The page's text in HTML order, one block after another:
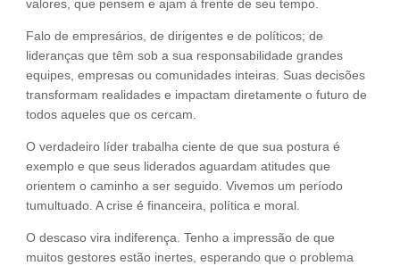
valores, que pensem e ajam à frente de seu tempo.
Falo de empresários, de dirigentes e de políticos; de
lideranças que têm sob a sua responsabilidade grandes
equipes, empresas ou comunidades inteiras. Suas decisões
transformam realidades e impactam diretamente o futuro de
todos aqueles que os cercam.
O verdadeiro líder trabalha ciente de que sua postura é
exemplo e que seus liderados aguardam atitudes que
orientem o caminho a ser seguido. Vivemos um período
tumultuado. A crise é financeira, política e moral.
O descaso vira indiferença. Tenho a impressão de que
muitos gestores estão inertes, esperando que o problema